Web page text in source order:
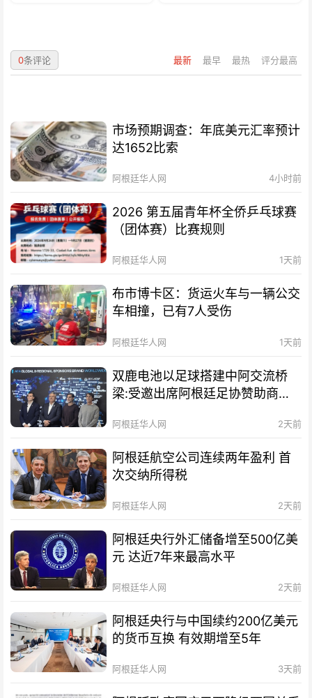
最新 最早 最热 评分最高
0条评论
市场预期调查：年底美元汇率预计
达1652比索
阿根廷华人网 4小时前
2026 第五届青年杯全侨乒乓球赛
（团体赛）比赛规则
阿根廷华人网 1天前
布市博卡区：货运火车与一辆公交
车相撞，已有7人受伤
阿根廷华人网 1天前
双鹿电池以足球搭建中阿交流桥
梁:受邀出席阿根廷足协赞助商招
阿根廷华人网 2天前
阿根廷航空公司连续两年盈利 首
次交纳所得税
阿根廷华人网 2天前
阿根廷央行外汇储备增至500亿美
元 达近7年来最高水平
阿根廷华人网 2天前
阿根廷央行与中国续约200亿美元
的货币互换 有效期增至5年
阿根廷华人网 3天前